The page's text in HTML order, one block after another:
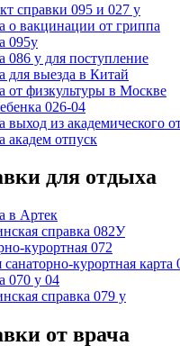
справки 095 и 027 у
о вакцинации от гриппа
095у
086 у для поступление
для выезда в Китай
от физкультуры в Москве
026-04
выход из академического
академ отпуск
для отдыха
в Артек
справка 082У
курортная 072
санаторно-курортная карта
070 у 04
справка 079 у
от врача